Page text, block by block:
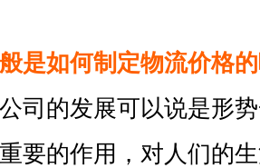
是如何制定物流价格
司的发展可以说是形
要的作用，对人们的